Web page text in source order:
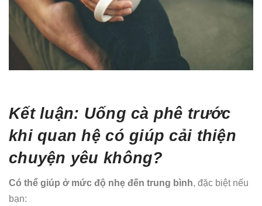
Kết luận: Uống cà phê trước
khi quan hệ có giúp cải thiện
chuyện yêu không?
Có thể giúp ở mức độ nhẹ đến trung bình, đặc biệt nếu
bạn: